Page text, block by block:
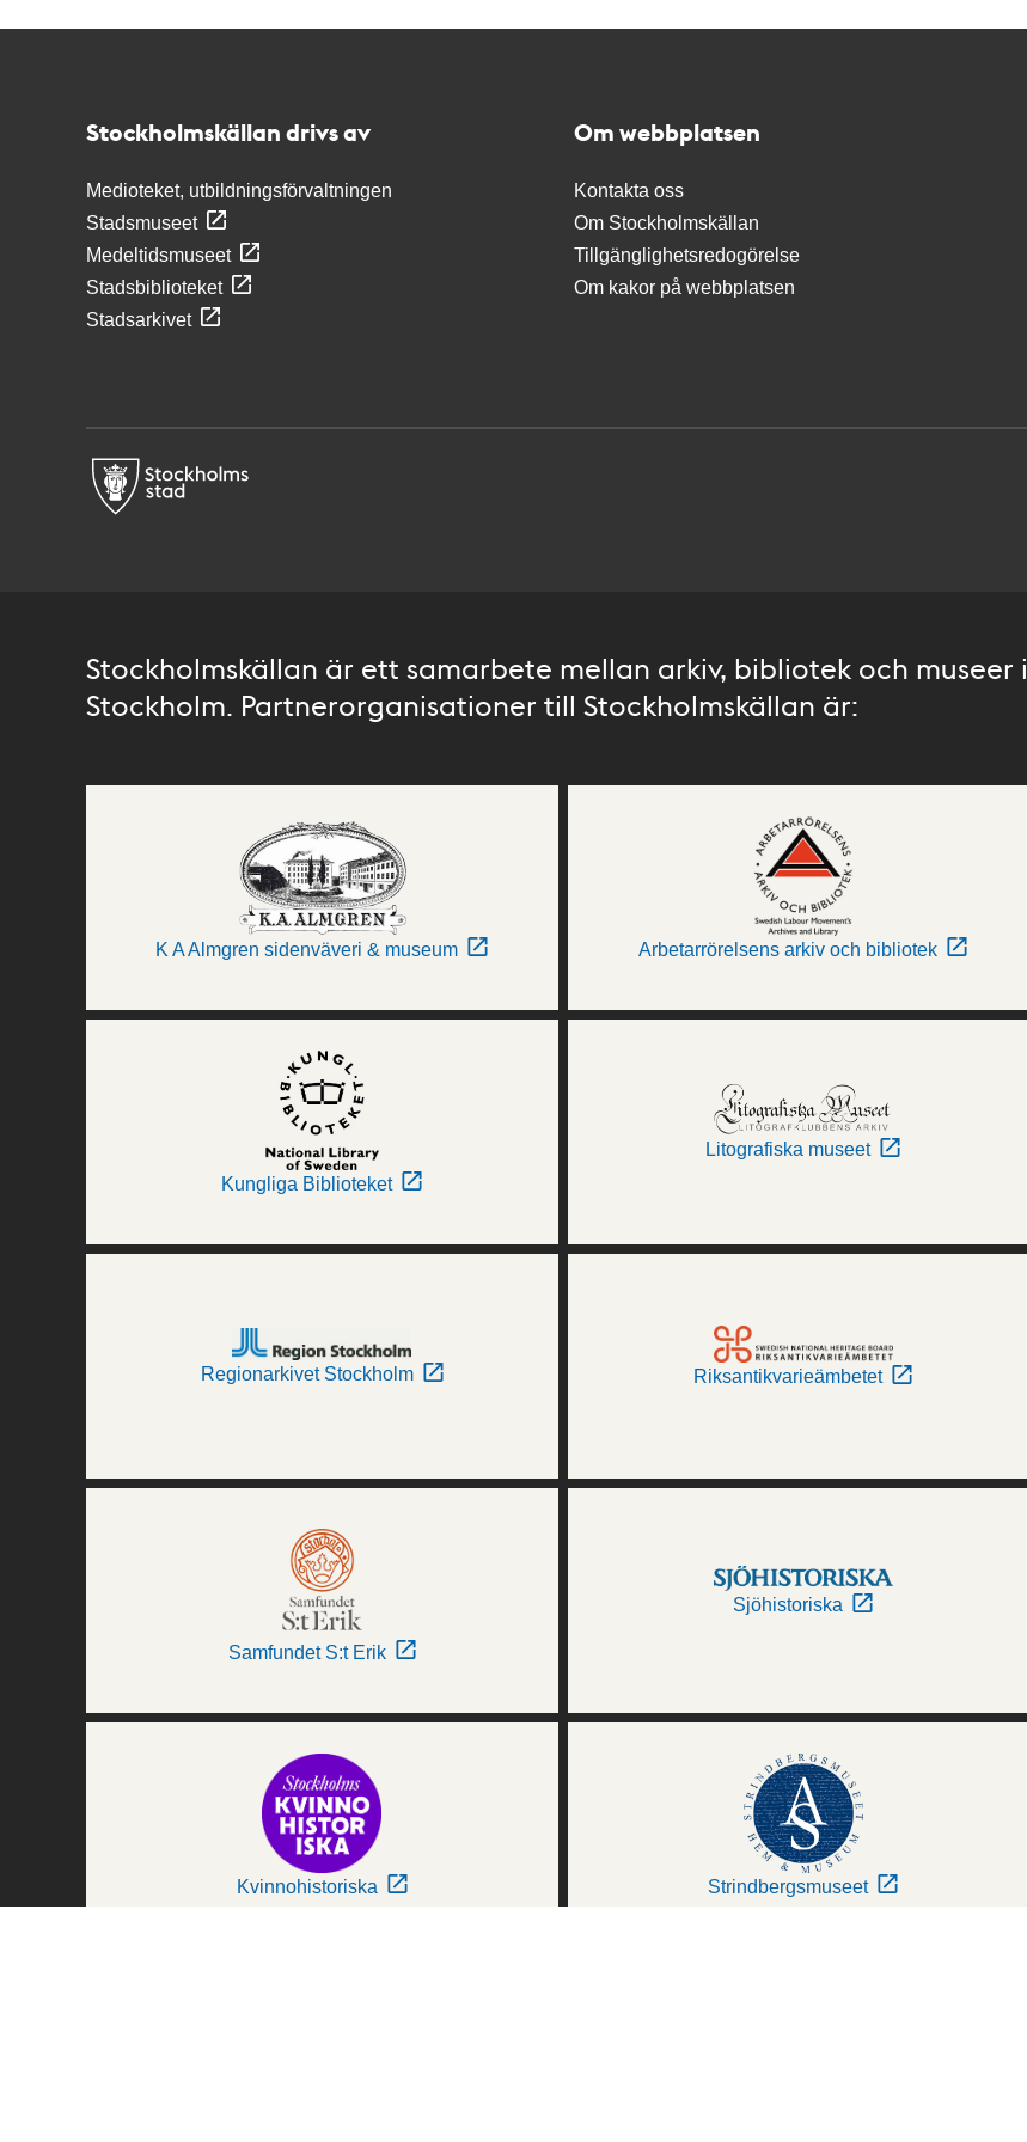
Stockholmskällan drivs av
Medioteket, utbildningsförvaltningen
Stadsmuseet
Medeltidsmuseet
Stadsbiblioteket
Stadsarkivet
Om webbplatsen
Kontakta oss
Om Stockholmskällan
Tillgänglighetsredogörelse
Om kakor på webbplatsen
Stockholmskällan är ett samarbete mellan arkiv, bibliotek och museer i
Stockholm. Partnerorganisationer till Stockholmskällan är:
K A Almgren sidenväveri & museum Arbetarrörelsens arkiv och bibliotek
Kungliga Biblioteket
Litografiska museet
Regionarkivet Stockholm Riksantikvarieämbetet
Samfundet S:t Erik
Sjöhistoriska
Kvinnohistoriska Strindbergsmuseet